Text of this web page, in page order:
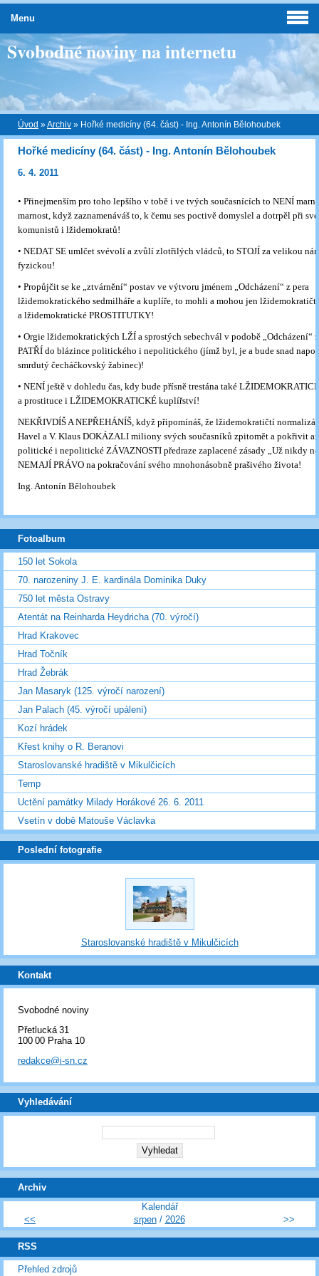
Svobodné noviny na internetu
Úvod »Archiv » Hořké medicíny (64. část) - Ing. Antonín Bělohoubek
Hořké medicíny (64. část) - Ing. Antonín Bělohoubek
6. 4. 2011
• Přinejmenším pro toho lepšího v tobě i ve tvých současnících to NENÍ
marnost, když zaznamenáváš to, k čemu ses poctivě domyslel a dotrpěl při
komunistů i lžidemokratů!
• NEDAT SE umlčet svévolí a zvůlí zlotřilých vládců, to STOJÍ za velikou
fyzickou!
• Propůjčit se ke „ztvárnění“ postav ve výtvoru jménem „Odcházení“ z pera
lžidemokratického sedmilháře a kuplíře, to mohli a mohou jen
a lžidemokratické PROSTITUTKY!
• Orgie lžidemokratických LŽÍ a sprostých sebechvál v podobě „Odcházení“
PATŘÍ do blázince politického i nepolitického (jímž byl, je a bude snad
smrdutý čecháčkovský žabinec)!
• NENÍ ještě v dohledu čas, kdy bude přísně trestána také
a prostituce i LŽIDEMOKRATICKÉ kuplířství!
NEKŘIVDÍŠ A NEPŘEHÁNÍŠ, když připomínáš, že lžidemokratičtí
Havel a V. Klaus DOKÁZALI miliony svých současníků zpitomět a pokřivit
politické i nepolitické ZÁVAZNOSTI předraze zaplacené zásady „Už nikdy
NEMAJÍ PRÁVO na pokračování svého mnohonásobně prašivého života!
Ing. Antonín Bělohoubek
Menu
Fotoalbum
150 let Sokola
70. narozeniny J. E. kardinála Dominika Duky
750 let města Ostravy
Atentát na Reinharda Heydricha (70. výročí)
Hrad Krakovec
Hrad Točník
Hrad Žebrák
Jan Masaryk (125. výročí narození)
Jan Palach (45. výročí upálení)
Kozí hrádek
Křest knihy o R. Beranovi
Staroslovanské hradiště v Mikulčicích
Temp
Uctění památky Milady Horákové 26. 6. 2011
Vsetín v době Matouše Václavka
Poslední fotografie
Staroslovanské hradiště v Mikulčicích
Kontakt
Svobodné noviny
Přetlucká 31
100 00 Praha 10
redakce@i-sn.cz
Vyhledávání
Archiv
Kalendář
<<
srpen/ 2026 >>
RSS
Přehled zdrojů